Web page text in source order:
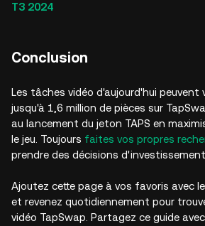
T3 2024
Conclusion
Les tâches vidéo d'aujourd'hui peuvent
jusqu'à 1,6 million de pièces sur
au lancement du jeton TAPS en
le jeu. Toujours faites vos propres
prendre des décisions d'investissement.
Ajoutez cette page à vos favoris avec
et revenez quotidiennement pour
vidéo TapSwap. Partagez ce guide